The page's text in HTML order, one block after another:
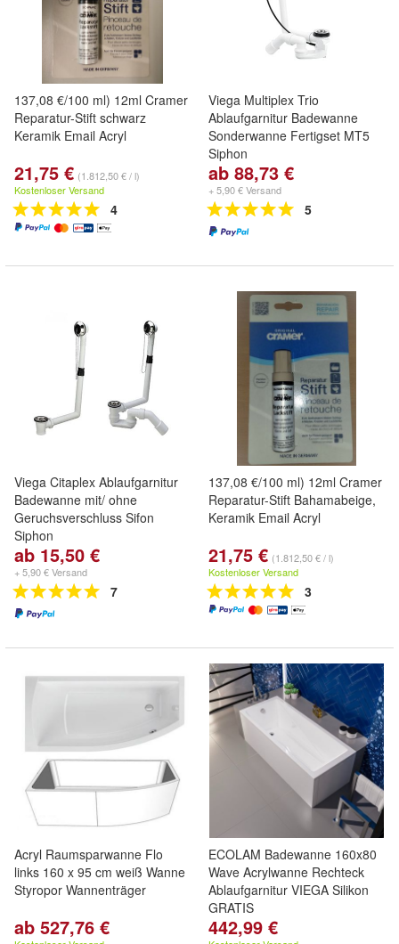
137,08 €/100 ml) 12ml Cramer
Reparatur-Stift schwarz
Keramik Email Acryl
21,75 € (1.812,50 € / l)
Kostenloser Versand
4
Viega Multiplex Trio
Ablaufgarnitur Badewanne
Sonderwanne Fertigset MT5
Siphon
ab 88,73 €
+ 5,90 € Versand
5
Viega Citaplex Ablaufgarnitur
Badewanne mit/ ohne
Geruchsverschluss Sifon
Siphon
ab 15,50 €
+ 5,90 € Versand
7
137,08 €/100 ml) 12ml Cramer
Reparatur-Stift Bahamabeige,
Keramik Email Acryl
21,75 € (1.812,50 € / l)
Kostenloser Versand
3
Acryl Raumsparwanne Flo
links 160 x 95 cm weiß Wanne
Styropor Wannenträger
ab 527,76 €
ECOLAM Badewanne 160x80
Wave Acrylwanne Rechteck
Ablaufgarnitur VIEGA Silikon
GRATIS
442,99 €